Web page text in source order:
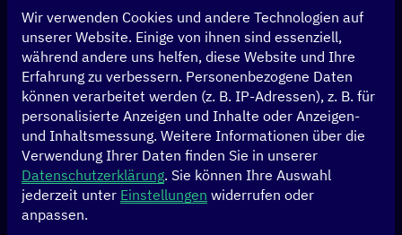
Cartagena de Indias, Kolumbien Recap
Recap: EU-LAC
Digital Alliance Days
in Kolumbien –
Wir verwenden Cookies und andere Technologien auf
unserer Website. Einige von ihnen sind essenziell,
während andere uns helfen, diese Website und Ihre
Erfahrung zu verbessern. Personenbezogene Daten
können verarbeitet werden (z. B. IP-Adressen), z. B. für
personalisierte Anzeigen und Inhalte oder Anzeigen-
und Inhaltsmessung. Weitere Informationen über die
Verwendung Ihrer Daten finden Sie in unserer
Datenschutzerklärung. Sie können Ihre Auswahl
jederzeit unter Einstellungen widerrufen oder
anpassen.